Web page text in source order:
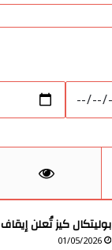
بوليتكال كيز تُعلن
01/05/2026